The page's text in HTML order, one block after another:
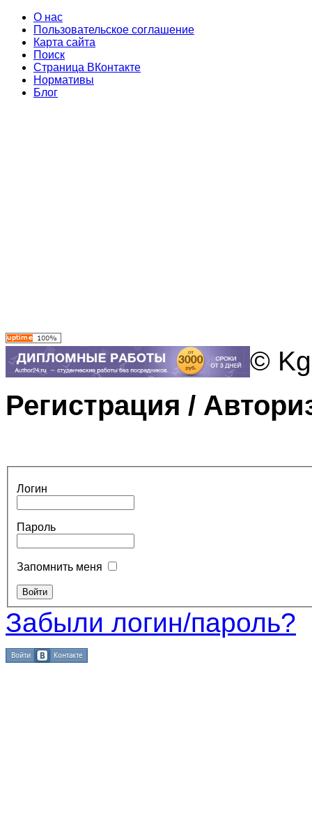
О нас
Пользовательское соглашение
Карта сайта
Поиск
Страница ВКонтакте
Нормативы
Блог
©
Регистрация /
Логин
Пароль
Запомнить меня
Забыли логин/пароль?